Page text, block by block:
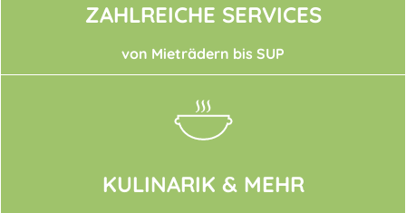
ZAHLREICHE SERVICES
von Mieträdern bis SUP
KULINARIK & MEHR